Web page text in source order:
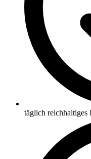
täglich reichhaltiges